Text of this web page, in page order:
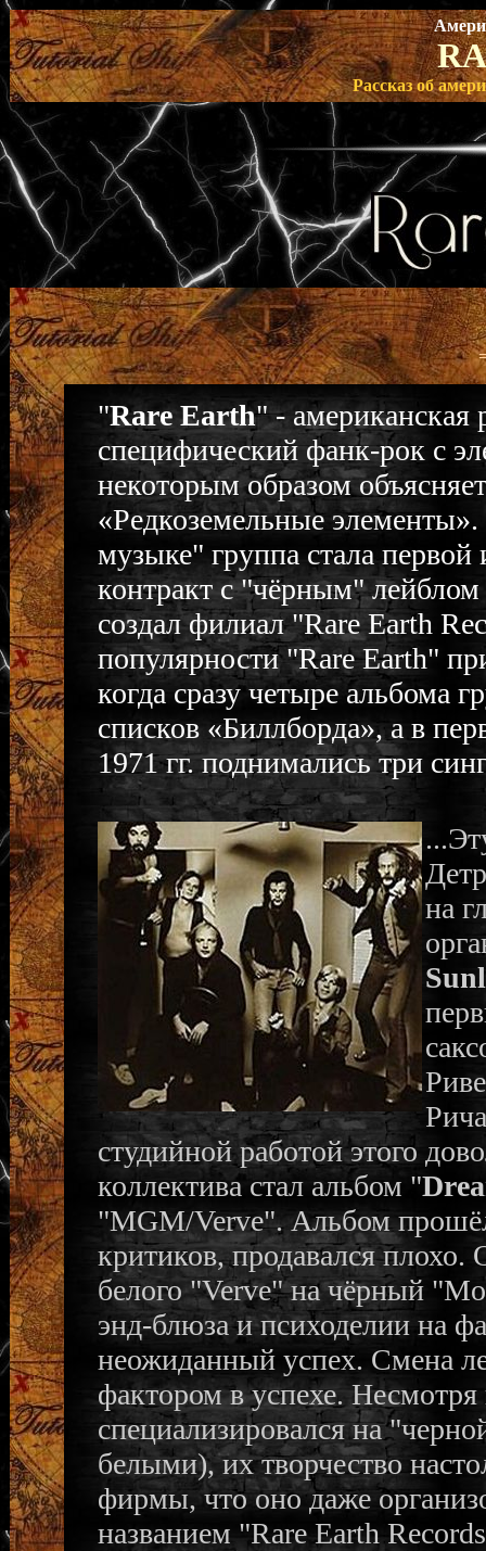
Рассказ об
"Rare Earth" - американская
специфический фанк-рок с
некоторым образом
«Редкоземельные
музыке" группа стала
контракт с "чёрным"
создал филиал "Rare Earth
популярности "Rare Earth"
когда сразу четыре альбома
списков «Биллборда», а в
1971 гг. поднимались три
на
студийной работой этого
коллектива стал альбом "
"MGM/Verve". Альбом
критиков, продавался
белого "Verve" на чёрный
энд-блюза и психоделии на
неожиданный успех. Смена
фактором в успехе.
специализировался на
белыми), их творчество
фирмы, что оно даже
названием "Rare Earth